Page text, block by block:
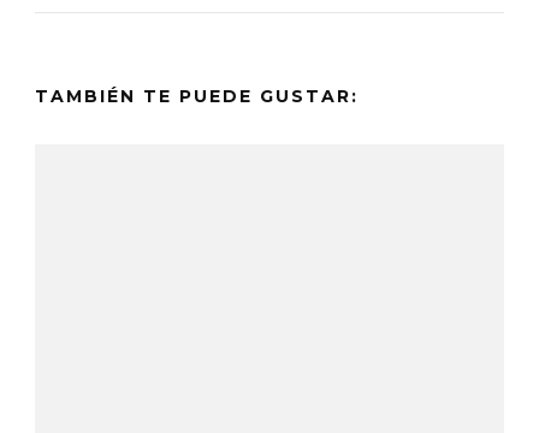
TAMBIÉN TE PUEDE GUSTAR: